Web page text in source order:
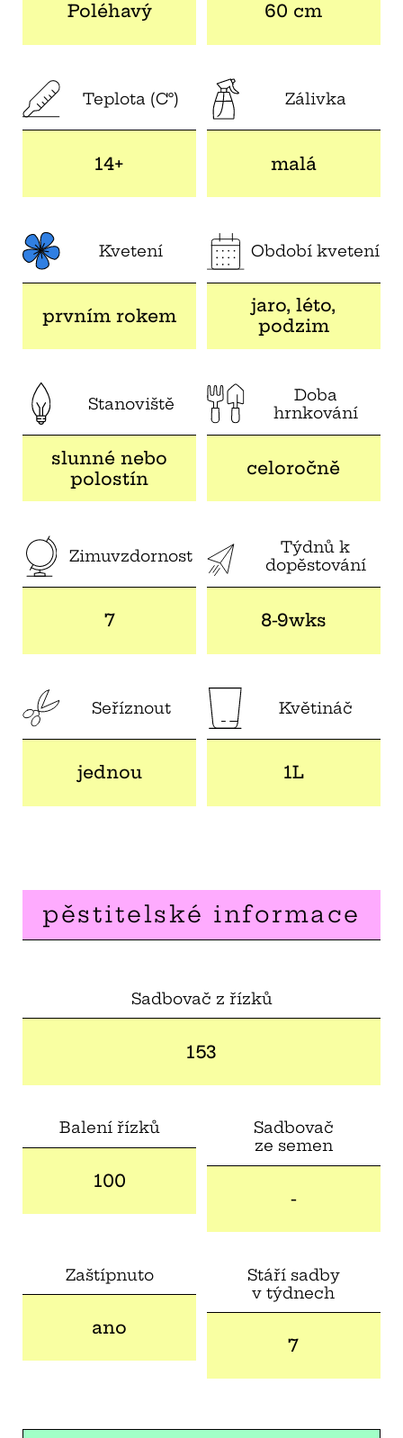
Poléhavý 60 cm
Teplota (C°)
14+
Zálivka
malá
Kvetení
prvním rokem
Období kvetení
jaro, léto,
podzim
Stanoviště
slunné nebo
polostín
Doba
hrnkování
celoročně
Zimuvzdornost
7
Týdnů k
dopěstování
8-9wks
Seříznout
jednou
Květináč
1L
pěstitelské informace
Sadbovač z řízků
153
Balení řízků
100
Sadbovač
ze semen
-
Zaštípnuto
ano
Stáří sadby
v týdnech
7